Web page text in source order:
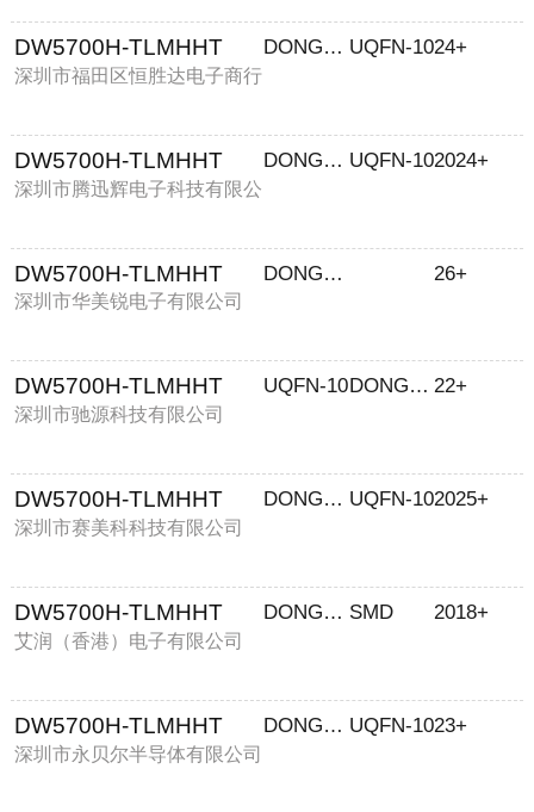
DW5700H-TLMHHT
深圳市福田区恒胜达电子商行
DONGWO UQFN-1024+
DW5700H-TLMHHT
深圳市腾迅辉电子科技有限公
DONGWOON UQFN-102024+
DW5700H-TLMHHT
深圳市华美锐电子有限公司
DONGWOON 26+
DW5700H-TLMHHT
深圳市驰源科技有限公司
UQFN-10 DONGWOON 22+
DW5700H-TLMHHT
深圳市赛美科科技有限公司
DONGWOON UQFN-102025+
DW5700H-TLMHHT
艾润（香港）电子有限公司
DONGWOON SMD 2018+
DW5700H-TLMHHT
深圳市永贝尔半导体有限公司
DONGWOON UQFN-1023+